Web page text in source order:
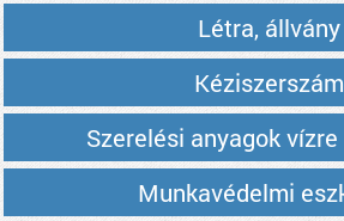
Létra, állvány
Kéziszerszám
Szerelési anyagok
Munkavédelmi